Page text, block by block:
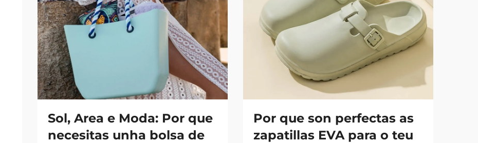
Sol, Area e Moda: Por que
necesitas unha bolsa de
Por que son perfectas as
zapatillas EVA para o teu